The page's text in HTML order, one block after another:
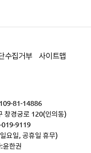
수집거부 사이트맵
81-14886
창경궁로 120(인의동)
019-9119
요일, 공휴일 휴무)
윤한권